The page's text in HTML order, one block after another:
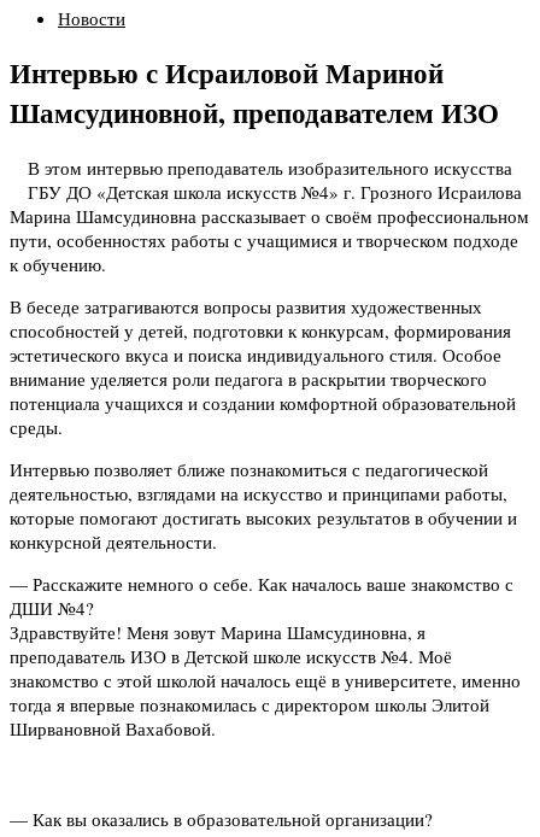
Новости
Интервью с Исраиловой Мариной
Шамсудиновной, преподавателем ИЗО
В этом интервью преподаватель изобразительного искусства
ГБУ ДО «Детская школа искусств №4» г. Грозного Исраилова
Марина Шамсудиновна рассказывает о своём профессиональном
пути, особенностях работы с учащимися и творческом подходе
к обучению.
В беседе затрагиваются вопросы развития художественных
способностей у детей, подготовки к конкурсам, формирования
эстетического вкуса и поиска индивидуального стиля. Особое
внимание уделяется роли педагога в раскрытии творческого
потенциала учащихся и создании комфортной образовательной
среды.
Интервью позволяет ближе познакомиться с педагогической
деятельностью, взглядами на искусство и принципами работы,
которые помогают достигать высоких результатов в обучении и
конкурсной деятельности.
— Расскажите немного о себе. Как началось ваше знакомство с
ДШИ №4?
Здравствуйте! Меня зовут Марина Шамсудиновна, я
преподаватель ИЗО в Детской школе искусств №4. Моё
знакомство с этой школой началось ещё в университете, именно
тогда я впервые познакомилась с директором школы Элитой
Ширвановной Вахабовой.
— Как вы оказались в образовательной организации?